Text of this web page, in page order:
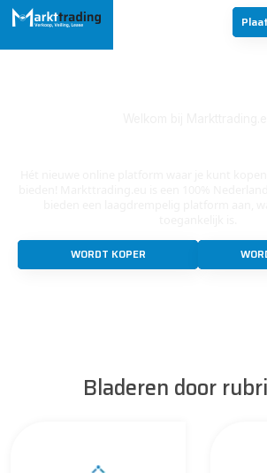
WORDT KOPER
Bladeren door